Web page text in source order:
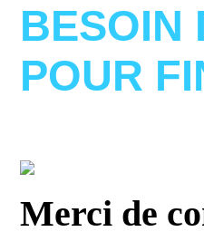
BESOIN
POUR
Merci de